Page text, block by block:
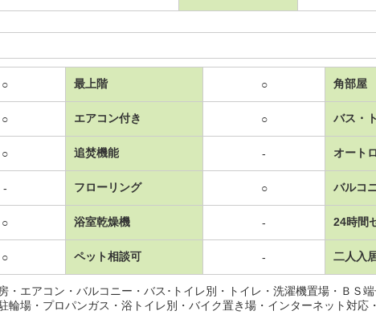
○ 最上階 ○ 角部屋
○ エアコン付き ○ バス・
○ 追焚機能 - オート
- フローリング ○ バルコ
○ 浴室乾燥機 - 24時間
○ ペット相談可 - 二人入
・エアコン・バルコニー・バス･トイレ別・トイレ・洗濯機置場・ＢＳ
輪場・プロパンガス・浴トイレ別・バイク置き場・インターネット対